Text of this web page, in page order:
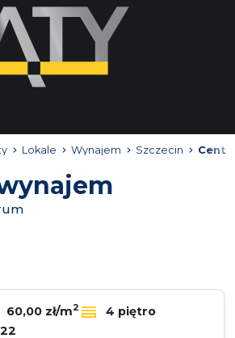
Lokale Wynajem Szczecin
60,00 zł/m2
4 piętro